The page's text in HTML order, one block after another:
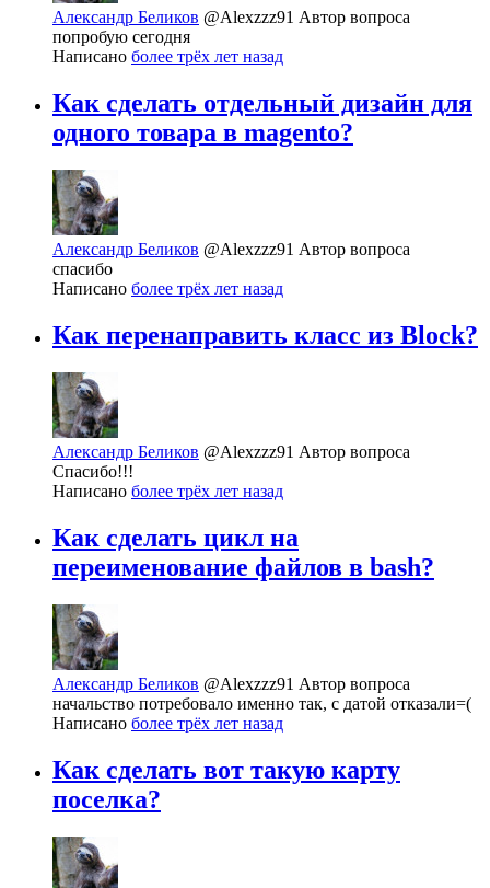
Александр Беликов @Alexzzz91 Автор вопроса
попробую сегодня
Написано более трёх лет назад
Как сделать отдельный дизайн для
одного товара в magento?
Александр Беликов @Alexzzz91 Автор вопроса
спасибо
Написано более трёх лет назад
Как перенаправить класс из Block?
Александр Беликов @Alexzzz91 Автор вопроса
Спасибо!!!
Написано более трёх лет назад
Как сделать цикл на
переименование файлов в bash?
Александр Беликов @Alexzzz91 Автор вопроса
начальство потребовало именно так, с датой отказали=(
Написано более трёх лет назад
Как сделать вот такую карту
поселка?